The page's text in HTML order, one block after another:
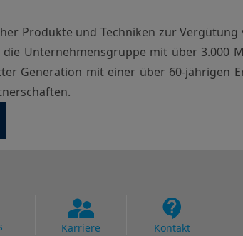
Produkte und Techniken zur Vergütung
Unternehmensgruppe mit über 3.000
Generation mit einer über 60-jährigen
Karriere Kontakt